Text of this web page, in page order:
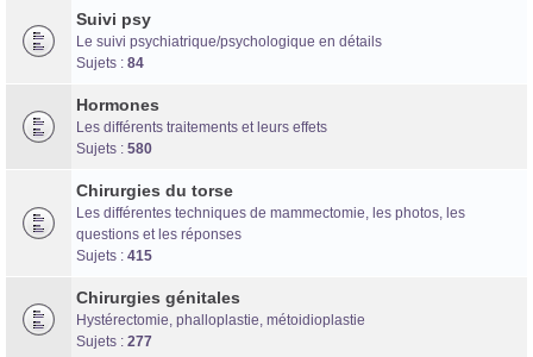
Suivi psy
Le suivi psychiatrique/psychologique en détails
Sujets : 84
Hormones
Les différents traitements et leurs effets
Sujets : 580
Chirurgies du torse
Les différentes techniques de mammectomie, les photos, les
questions et les réponses
Sujets : 415
Chirurgies génitales
Hystérectomie, phalloplastie, métoidioplastie
Sujets : 277